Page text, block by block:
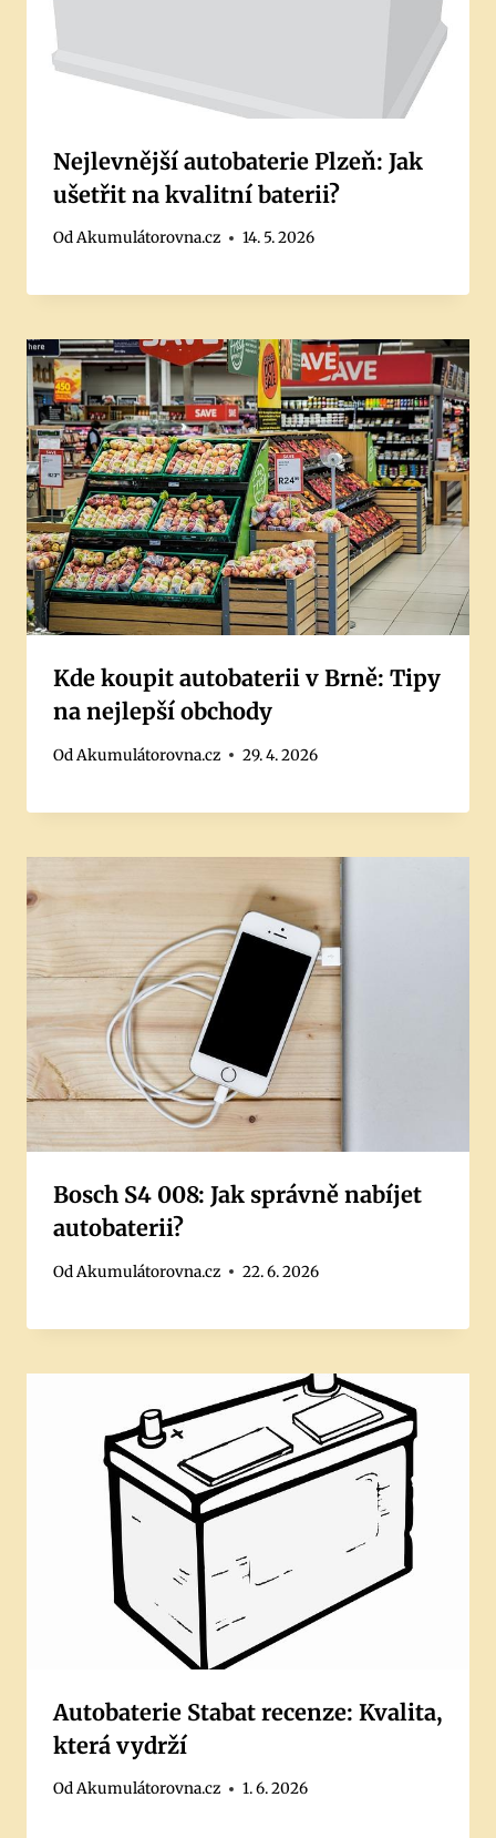
Nejlevnější autobaterie Plzeň: Jak
ušetřit na kvalitní baterii?
OdAkumulátorovna.cz 14. 5. 2026
Kde koupit autobaterii v Brně: Tipy
na nejlepší obchody
OdAkumulátorovna.cz 29. 4. 2026
Bosch S4 008: Jak správně nabíjet
autobaterii?
OdAkumulátorovna.cz 22. 6. 2026
Autobaterie Stabat recenze: Kvalita,
která vydrží
OdAkumulátorovna.cz 1. 6. 2026